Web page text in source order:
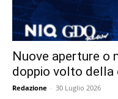
Nuove aperture o
doppio volto della
Redazione - 30 Luglio 2026